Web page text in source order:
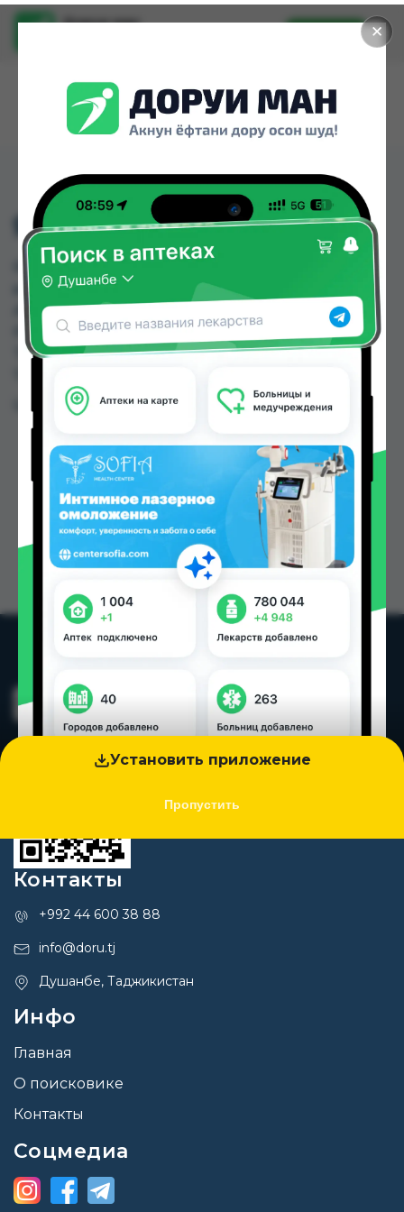
✕
Установить приложение
Пропустить
Доруи ман
Установить
ЯКЛИН ТБ 5МГ №30
ЯКЛИН ТБ 5МГ №30 можно купить или заказать
в аптеках, Авиценна, АЗИЗ ВАКО , Аптека + 24/7,
Аптека Алфавит, Аптека оптовый 24, Аптека
Рецепт, Аптека Эвалар " 9км " по цене от 166.00
TJS до 224.30 TJS в Душанбе и других городах
Цена: от166.00 TJS
Контакты
+992 44 600 38 88
info@doru.tj
Душанбе, Таджикистан
Инфо
Главная
О поисковике
Контакты
Соцмедиа